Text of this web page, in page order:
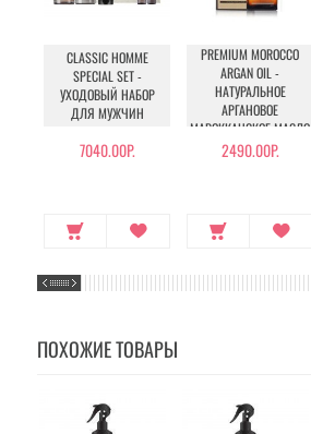
CLASSIC HOMME
SPECIAL SET -
УХОДОВЫЙ НАБОР
ДЛЯ МУЖЧИН
7040.00Р.
PREMIUM MOROCCO
ARGAN OIL -
НАТУРАЛЬНОЕ
АРГАНОВОЕ
МАРОККАНСКОЕ МАСЛО
ДЛЯ ВОЛОС
2490.00Р.
ПОХОЖИЕ ТОВАРЫ